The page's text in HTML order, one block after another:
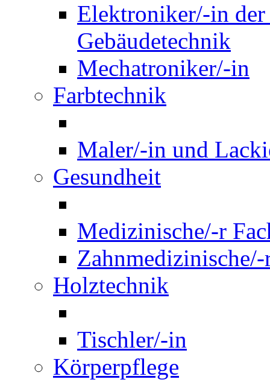
Elektroniker/-in
Gebäudetechnik
Mechatroniker/-in
Farbtechnik
Maler/-in und
Gesundheit
Medizinische/-r
Holztechnik
Tischler/-in
Körperpflege